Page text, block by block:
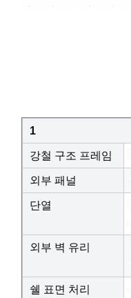
1
강철 구조 프레임
외부 패널
단열
외부 벽 유리
쉘 표면 처리